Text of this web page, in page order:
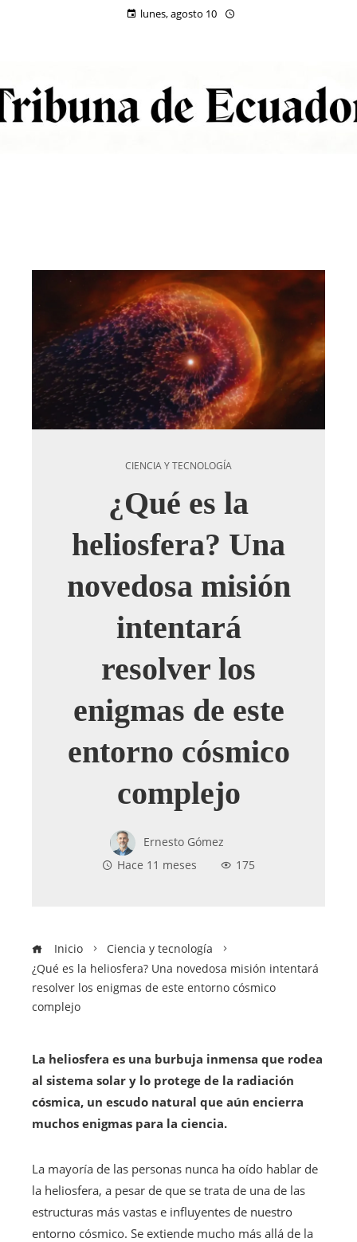
lunes, agosto 10
CIENCIA Y TECNOLOGÍA
¿Qué es la
heliosfera? Una
novedosa misión
intentará
resolver los
enigmas de este
entorno cósmico
complejo
Ernesto Gómez
Hace 11 meses
175
Inicio
Ciencia y tecnología
¿Qué es la heliosfera? Una novedosa misión intentará
resolver los enigmas de este entorno cósmico
complejo
La heliosfera es una burbuja inmensa que rodea
al sistema solar y lo protege de la radiación
cósmica, un escudo natural que aún encierra
muchos enigmas para la ciencia.
La mayoría de las personas nunca ha oído hablar de
la heliosfera, a pesar de que se trata de una de las
estructuras más vastas e influyentes de nuestro
entorno cósmico. Se extiende mucho más allá de la